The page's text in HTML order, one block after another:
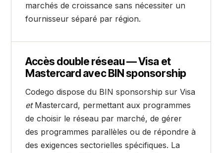
marchés de croissance sans nécessiter un
fournisseur séparé par région.
Accès double réseau — Visa et
Mastercard avec BIN sponsorship
Codego dispose du BIN sponsorship sur Visa
etMastercard, permettant aux programmes
de choisir le réseau par marché, de gérer
des programmes parallèles ou de répondre à
des exigences sectorielles spécifiques. La